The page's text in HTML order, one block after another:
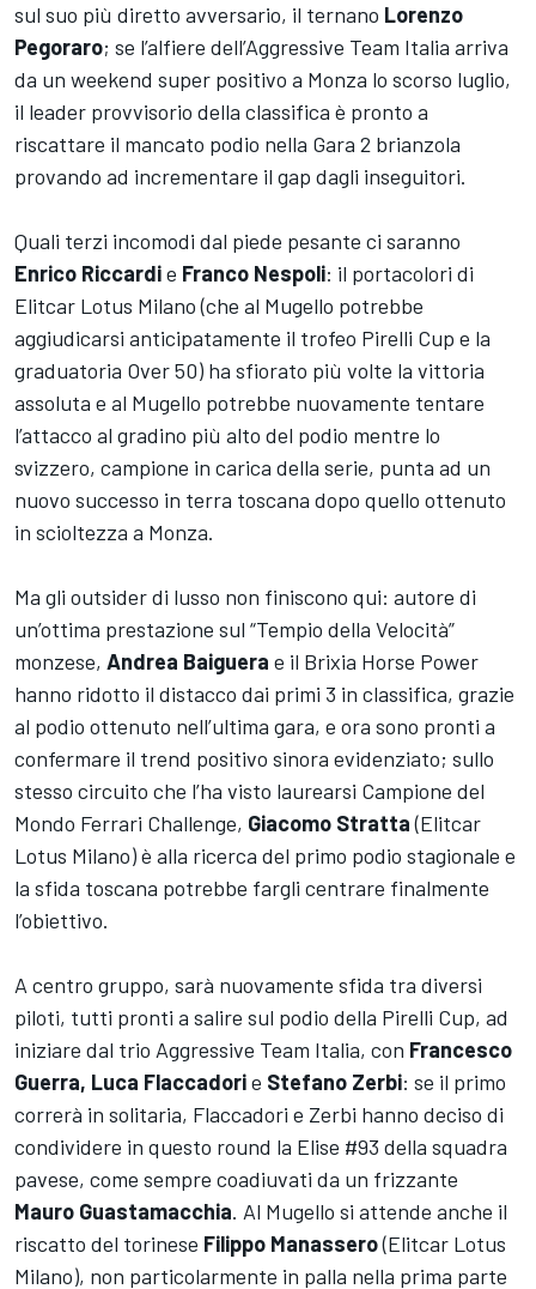
sul suo più diretto avversario, il ternano Lorenzo
Pegoraro; se l’alfiere dell’Aggressive Team Italia arriva
da un weekend super positivo a Monza lo scorso luglio,
il leader provvisorio della classifica è pronto a
riscattare il mancato podio nella Gara 2 brianzola
provando ad incrementare il gap dagli inseguitori.
Quali terzi incomodi dal piede pesante ci saranno
Enrico Riccardie Franco Nespoli: il portacolori di
Elitcar Lotus Milano (che al Mugello potrebbe
aggiudicarsi anticipatamente il trofeo Pirelli Cup e la
graduatoria Over 50) ha sfiorato più volte la vittoria
assoluta e al Mugello potrebbe nuovamente tentare
l’attacco al gradino più alto del podio mentre lo
svizzero, campione in carica della serie, punta ad un
nuovo successo in terra toscana dopo quello ottenuto
in scioltezza a Monza.
Ma gli outsider di lusso non finiscono qui: autore di
un’ottima prestazione sul “Tempio della Velocità”
monzese, Andrea Baiguera e il Brixia Horse Power
hanno ridotto il distacco dai primi 3 in classifica, grazie
al podio ottenuto nell’ultima gara, e ora sono pronti a
confermare il trend positivo sinora evidenziato; sullo
stesso circuito che l’ha visto laurearsi Campione del
Mondo Ferrari Challenge, Giacomo Stratta(Elitcar
Lotus Milano) è alla ricerca del primo podio stagionale e
la sfida toscana potrebbe fargli centrare finalmente
l’obiettivo.
A centro gruppo, sarà nuovamente sfida tra diversi
piloti, tutti pronti a salire sul podio della Pirelli Cup, ad
iniziare dal trio Aggressive Team Italia, con Francesco
Guerra, Luca Flaccadorie Stefano Zerbi: se il primo
correrà in solitaria, Flaccadori e Zerbi hanno deciso di
condividere in questo round la Elise #93 della squadra
pavese, come sempre coadiuvati da un frizzante
Mauro Guastamacchia. Al Mugello si attende anche il
riscatto del torinese Filippo Manassero(Elitcar Lotus
Milano), non particolarmente in palla nella prima parte